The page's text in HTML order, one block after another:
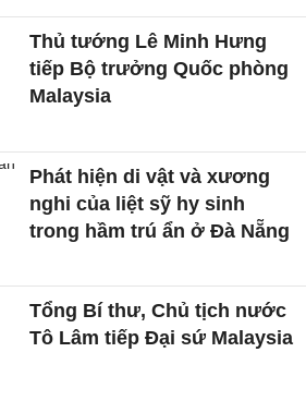
Thủ tướng Lê Minh Hưng
tiếp Bộ trưởng Quốc phòng
Malaysia
Phát hiện di vật và xương
nghi của liệt sỹ hy sinh
trong hầm trú ẩn ở Đà Nẵng
Tổng Bí thư, Chủ tịch nước
Tô Lâm tiếp Đại sứ Malaysia